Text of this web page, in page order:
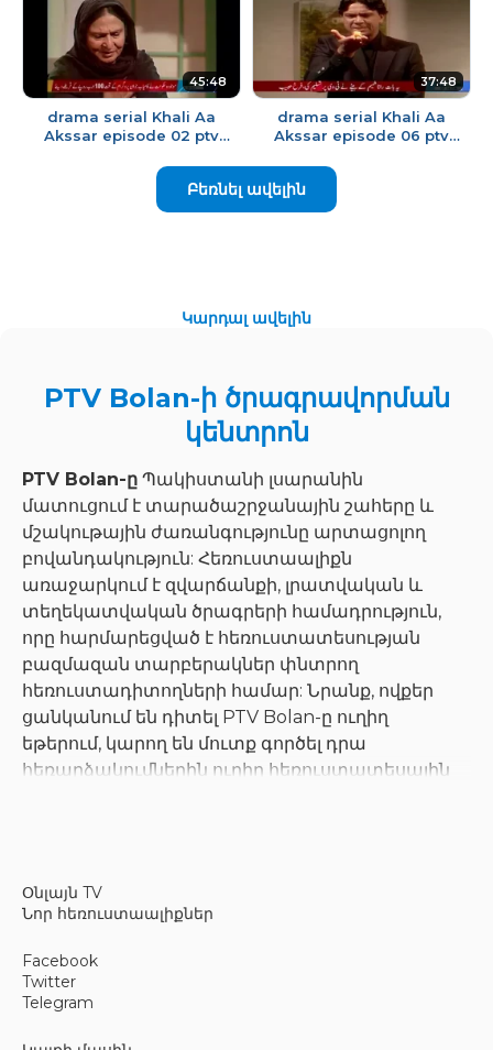
45:48
drama serial Khali Aa
Akssar episode 02 ptv
37:48
drama serial Khali Aa
Akssar episode 06 ptv
Բեռնել ավելին
Կարդալ ավելին
PTV Bolan-ի ծրագրավորման
կենտրոն
PTV Bolan-ը Պակիստանի լսարանին
մատուցում է տարածաշրջանային շահերը և
մշակութային ժառանգությունը արտացոլող
բովանդակություն: Հեռուստաալիքն
առաջարկում է զվարճանքի, լրատվական և
տեղեկատվական ծրագրերի համադրություն,
որը հարմարեցված է հեռուստատեսության
բազմազան տարբերակներ փնտրող
հեռուստադիտողների համար: Նրանք, ովքեր
ցանկանում են դիտել PTV Bolan-ը ուղիղ
եթերում, կարող են մուտք գործել դրա
հեռարձակումներին ուղիղ հեռուստատեսային
Տարածաշրջանային
Հեռուստաալիքը ներկայացնում է ծրագրեր,
որոնք լուսաբանում են տեղական
Օնլայն TV
Նոր հեռուստաալիքներ
Facebook
Twitter
Telegram